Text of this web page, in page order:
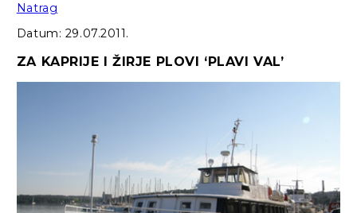
Natrag
Datum: 29.07.2011.
ZA KAPRIJE I ŽIRJE PLOVI ‘PLAVI VAL’